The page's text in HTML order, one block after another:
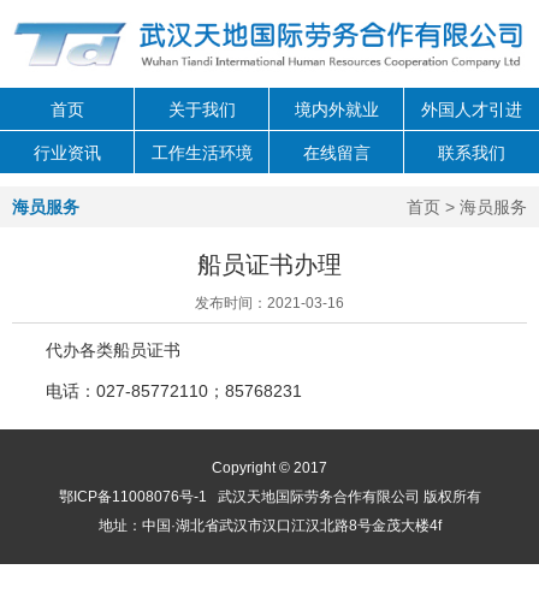
首页 关于我们 境内外就业 外国人才引进
行业资讯 工作生活环境 在线留言 联系我们
海员服务 首页 > 海员服务
船员证书办理
发布时间：2021-03-16
代办各类船员证书
电话：027-85772110；85768231
Copyright © 2017
鄂ICP备11008076号-1
武汉天地国际劳务合作有限公司 版权所有
地址：中国·湖北省武汉市汉口江汉北路8号金茂大楼4f